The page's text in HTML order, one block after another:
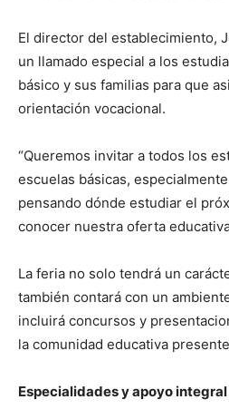
El director del establecimiento,
un llamado especial a los
básico y sus familias para que
orientación vocacional.
“Queremos invitar a todos los
escuelas básicas,
pensando dónde estudiar el
conocer nuestra oferta
La feria no solo tendrá un
también contará con un
incluirá concursos y
la comunidad educativa
Especialidades y apoyo integral